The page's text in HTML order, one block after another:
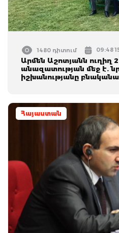
1480 դիտում 09:48
Արմեն Աշոտյանն ուղիղ
անազատության մեջ է.
իշխանությանը
Հայաստան